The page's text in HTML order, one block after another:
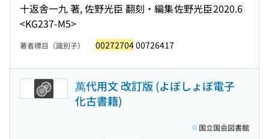
十返舎一九 著, 佐野光臣 翻刻・編集佐野光臣2020.6
<KG237-M5>
著者標目（識別子） 0027270400726417
萬代用文 改訂版 (よぼしょぼ電子
化古書籍)
国立国会図書館